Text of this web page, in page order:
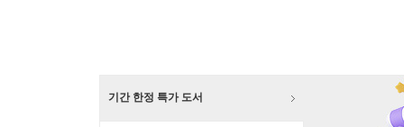
기간 한정 특가 도서